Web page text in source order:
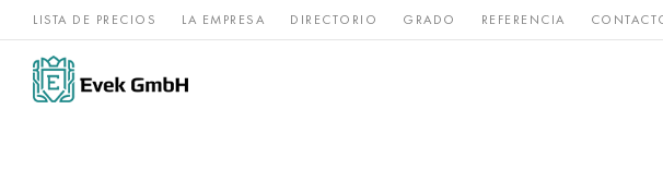
LISTA DE PRECIOS LA EMPRESA DIRECTORIO GRADO REFERENCIA
Aleaciones de
níquel
acero Raro y